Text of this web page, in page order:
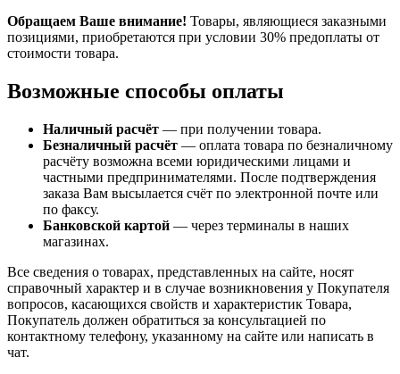
Обращаем Ваше внимание! Товары, являющиеся заказными
позициями, приобретаются при условии 30% предоплаты от
стоимости товара.
Возможные способы оплаты
Наличный расчёт — при получении товара.
Безналичный расчёт — оплата товара по безналичному
расчёту возможна всеми юридическими лицами и
частными предпринимателями. После подтверждения
заказа Вам высылается счёт по электронной почте или
по факсу.
Банковской картой — через терминалы в наших
магазинах.
Все сведения о товарах, представленных на сайте, носят
справочный характер и в случае возникновения у Покупателя
вопросов, касающихся свойств и характеристик Товара,
Покупатель должен обратиться за консультацией по
контактному телефону, указанному на сайте или написать в
чат.